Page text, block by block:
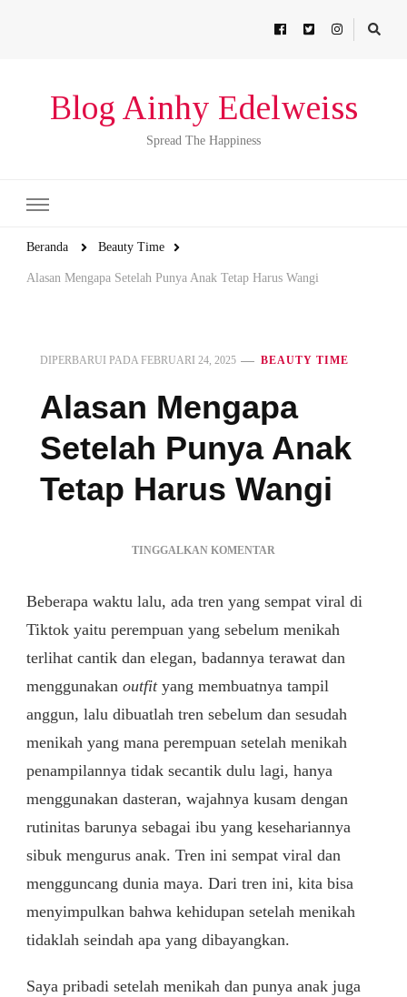
Blog Ainhy Edelweiss
Spread The Happiness
Beranda Beauty Time
Alasan Mengapa Setelah Punya Anak Tetap Harus Wangi
DIPERBARUI PADA FEBRUARI 24, 2025 BEAUTY TIME
Alasan Mengapa
Setelah Punya Anak
Tetap Harus Wangi
TINGGALKAN KOMENTAR
SETELAH
PUNYA
TETAP
HARUS
Beberapa waktu lalu, ada tren yang sempat viral di
Tiktok yaitu perempuan yang sebelum menikah
terlihat cantik dan elegan, badannya terawat dan
menggunakan outfityang membuatnya tampil
anggun, lalu dibuatlah tren sebelum dan sesudah
menikah yang mana perempuan setelah menikah
penampilannya tidak secantik dulu lagi, hanya
menggunakan dasteran, wajahnya kusam dengan
rutinitas barunya sebagai ibu yang kesehariannya
sibuk mengurus anak. Tren ini sempat viral dan
mengguncang dunia maya. Dari tren ini, kita bisa
menyimpulkan bahwa kehidupan setelah menikah
tidaklah seindah apa yang dibayangkan.
Saya pribadi setelah menikah dan punya anak juga